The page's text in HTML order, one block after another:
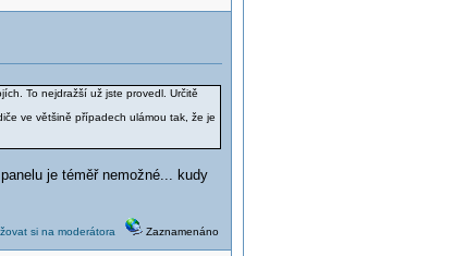
To nejdražší už jste provedl. Určitě
ve většině případech ulámou tak, že je
je téměř nemožné... kudy
si na moderátora Zaznamenáno